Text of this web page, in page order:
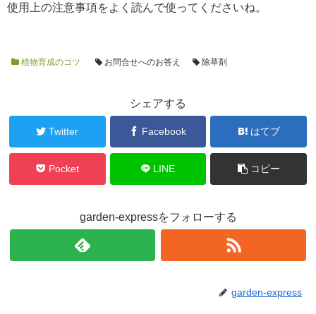
使用上の注意事項をよく読んで使ってくださいね。
植物育成のコツ お問合せへのお答え 除草剤
シェアする
Twitter Facebook はてブ
Pocket LINE コピー
garden-expressをフォローする
garden-express